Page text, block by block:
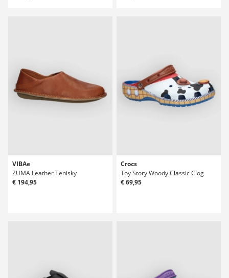
VIBAe
ZUMA Leather Tenisky
€ 194,95
Crocs
Toy Story Woody Classic Clog
€ 69,95